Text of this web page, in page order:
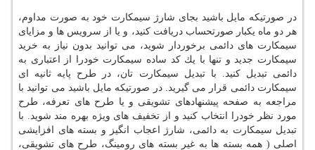
در صورتیكه مایل باشید بجای شارژ سیمكارت خود به صورت مداوم،
هر دو ماه یكبار صورتحساب دریافت كنید، و یا از سرویس ها و مزایای
سیمكارت های دائمی برخوردار شوید، می توانید بدون نیاز به خرید
سیمكارت جدید و تنها با یك كد ساده سیمكارت خودرا از اعتباری به
دائمی تبدیل كنید. با تبدیل سیمكارت تان، در طرح پایه ثانیه ای
سیمكارت دائمی قرار می گیرید. در صورتیكه مایل باشید می توانید با
مراجعه به صفحه پیشنهادهای تشویقی و یا طرح های تعرفه، طرح
مورد نظر خودرا انتخاب كنید و از تخفیف های ویژه بهره مند شوید. با
تبدیل سیمكارت به دائمی، شارژ اعجاب انگیز و بسته های افزایشی
اصلی ( همه بسته ها به غیر بسته های رومینگ، طرح های تشویقی،